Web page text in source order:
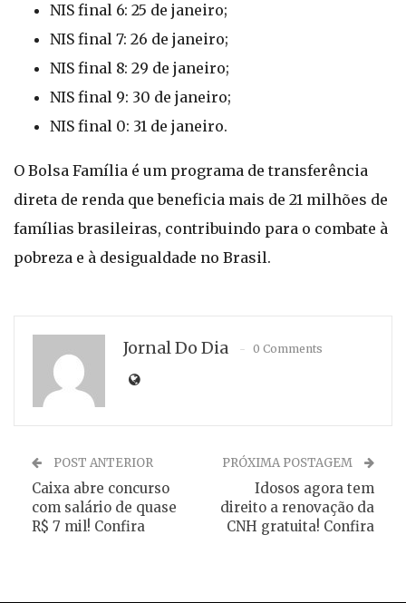
NIS final 6: 25 de janeiro;
NIS final 7: 26 de janeiro;
NIS final 8: 29 de janeiro;
NIS final 9: 30 de janeiro;
NIS final 0: 31 de janeiro.
O Bolsa Família é um programa de transferência
direta de renda que beneficia mais de 21 milhões de
famílias brasileiras, contribuindo para o combate à
pobreza e à desigualdade no Brasil.
Jornal Do Dia 0 Comments
POST ANTERIOR
Caixa abre concurso
com salário de quase
R$ 7 mil! Confira
PRÓXIMA POSTAGEM
Idosos agora tem
direito a renovação da
CNH gratuita! Confira